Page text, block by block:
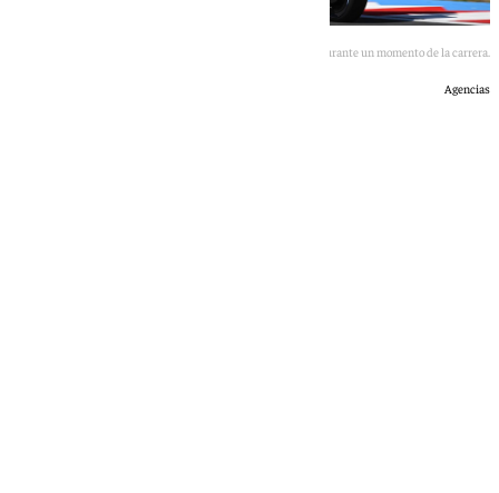
Marc Márquez durante un momento de la carrera.
Agencias